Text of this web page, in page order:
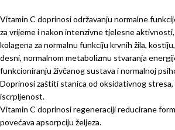
Vitamin C doprinosi održavanju normalne
za vrijeme i nakon intenzivne tjelesne
kolagena za normalnu funkciju krvnih žila,
desni, normalnom metabolizmu stvaranja
funkcioniranju živčanog sustava i normalnoj
Doprinosi zaštiti stanica od oksidativnog stresa,
iscrpljenost.
Vitamin C doprinosi regeneraciji reducirane
povećava apsorpciju željeza.